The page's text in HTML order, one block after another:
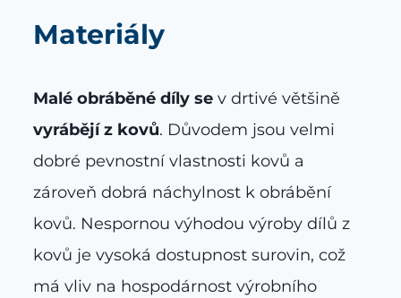
Materiály
Malé obráběné díly se v drtivé většině
vyrábějí z kovů. Důvodem jsou velmi
dobré pevnostní vlastnosti kovů a
zároveň dobrá náchylnost k obrábění
kovů. Nespornou výhodou výroby dílů z
kovů je vysoká dostupnost surovin, což
má vliv na hospodárnost výrobního